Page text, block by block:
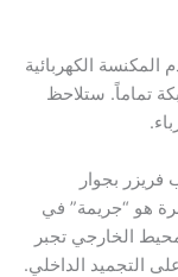
المكنسة الكهربائية
تماماً. ستلاحظ
فريزر بجوار
هو “جريمة” في
الخارجي تجبر
التجميد الداخلي.